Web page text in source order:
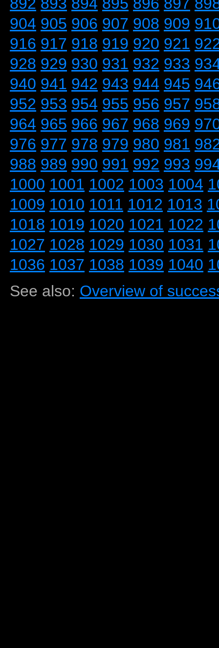
904 905 906 907 908 909
916 917 918 919 920 921
928 929 930 931 932 933
940 941 942 943 944 945
952 953 954 955 956 957
964 965 966 967 968 969
976 977 978 979 980 981
988 989 990 991 992 993
1000 1001 1002 1003 1004
1009 1010 1011 1012 1013
1018 1019 1020 1021 1022
1027 1028 1029 1030 1031
1036 1037 1038 1039 1040
See also: Overview of